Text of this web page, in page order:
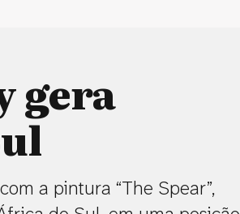
gera
a pintura “The Spear”,